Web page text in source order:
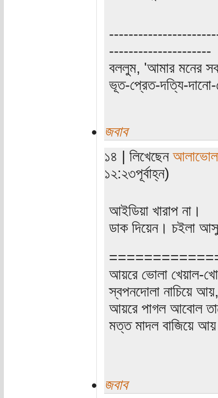
---------------------
বললুম, 'আমার মনের
ভূত-প্রেত-দত্যি-দানো-
জবাব
১৪ | লিখেছেন
১২:২৩পূর্বাহ্ন)
আইডিয়া খারাপ না।
ডাক দিয়েন। চইলা
আয়রে ভোলা খেয়াল-
স্বপনদোলা নাচিয়ে আয়,
আয়রে পাগল আবোল
মত্ত মাদল বাজিয়ে
জবাব